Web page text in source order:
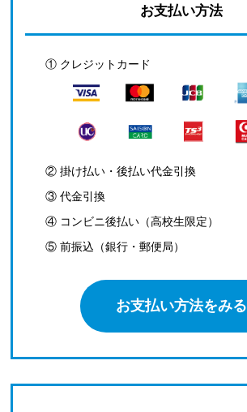
お支払い方法
① クレジットカード
② 掛け払い・後払い代金引換
③ 代金引換
④ コンビニ後払い（高校生限定）
⑤ 前振込（銀行・郵便局）
お支払い方法をみる